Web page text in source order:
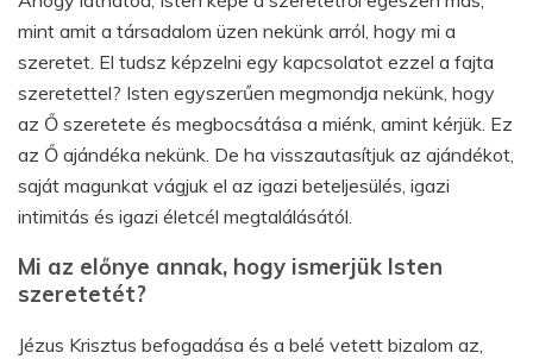
mint amit a társadalom üzen nekünk arról, hogy mi a
szeretet. El tudsz képzelni egy kapcsolatot ezzel a fajta
szeretettel? Isten egyszerűen megmondja nekünk, hogy
az Ő szeretete és megbocsátása a miénk, amint kérjük. Ez
az Ő ajándéka nekünk. De ha visszautasítjuk az ajándékot,
saját magunkat vágjuk el az igazi beteljesülés, igazi
intimitás és igazi életcél megtalálásától.
Mi az előnye annak, hogy ismerjük Isten
szeretetét?
Jézus Krisztus befogadása és a belé vetett bizalom az,